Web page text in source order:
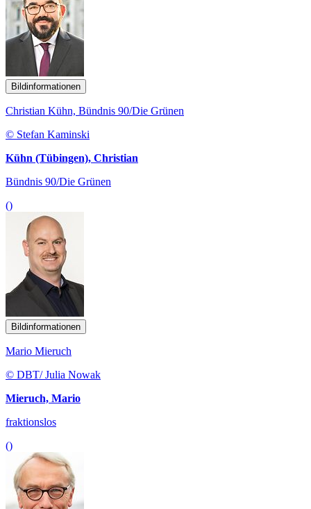
Bildinformationen
Christian Kühn, Bündnis 90/Die Grünen
© Stefan Kaminski
Kühn (Tübingen), Christian
Bündnis 90/Die Grünen
()
Bildinformationen
Mario Mieruch
© DBT/ Julia Nowak
Mieruch, Mario
fraktionslos
()